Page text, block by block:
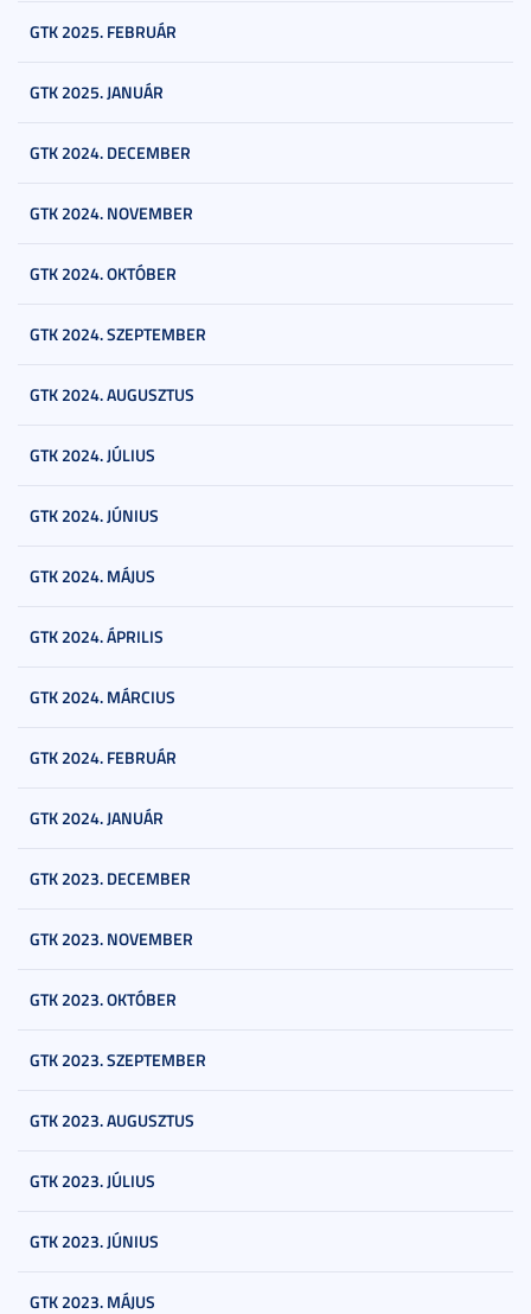
GTK 2025. FEBRUÁR
GTK 2025. JANUÁR
GTK 2024. DECEMBER
GTK 2024. NOVEMBER
GTK 2024. OKTÓBER
GTK 2024. SZEPTEMBER
GTK 2024. AUGUSZTUS
GTK 2024. JÚLIUS
GTK 2024. JÚNIUS
GTK 2024. MÁJUS
GTK 2024. ÁPRILIS
GTK 2024. MÁRCIUS
GTK 2024. FEBRUÁR
GTK 2024. JANUÁR
GTK 2023. DECEMBER
GTK 2023. NOVEMBER
GTK 2023. OKTÓBER
GTK 2023. SZEPTEMBER
GTK 2023. AUGUSZTUS
GTK 2023. JÚLIUS
GTK 2023. JÚNIUS
GTK 2023. MÁJUS